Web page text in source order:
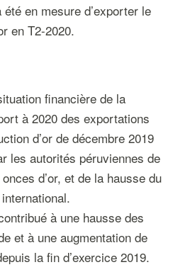
en mesure d’exporter le
en T2-2020.
financière de la
à 2020 des exportations
d’or de décembre 2019
les autorités péruviennes de
d’or, et de la hausse du
à une hausse des
et à une augmentation de
la fin d’exercice 2019.